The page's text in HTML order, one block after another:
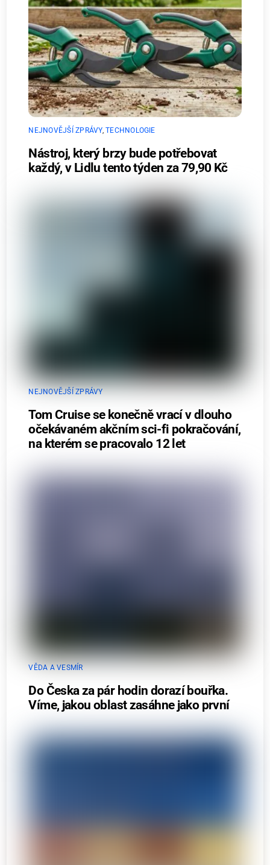
NEJNOVĚJŠÍ ZPRÁVY,TECHNOLOGIE
Nástroj, který brzy bude potřebovat
každý, v Lidlu tento týden za 79,90 Kč
NEJNOVĚJŠÍ ZPRÁVY
Tom Cruise se konečně vrací v dlouho
očekávaném akčním sci-fi pokračování,
na kterém se pracovalo 12 let
VĚDA A VESMÍR
Do Česka za pár hodin dorazí bouřka.
Víme, jakou oblast zasáhne jako první